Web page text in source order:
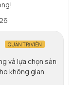
QUẢN TRỊ VIÊN
và lựa chọn sản
không gian